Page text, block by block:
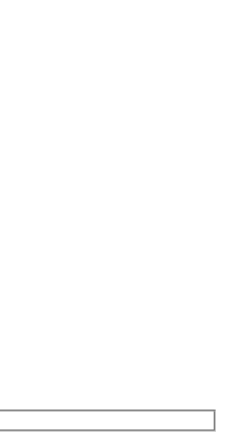
и оборудования